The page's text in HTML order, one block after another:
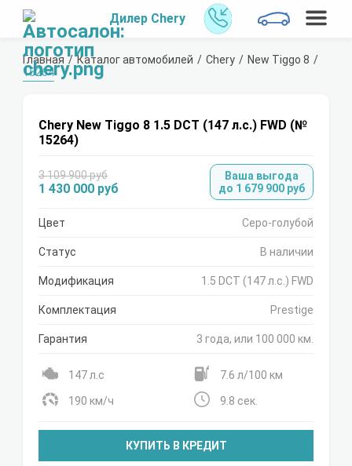
Дилер Chery
Главная Каталог автомобилей Chery
New Tiggo 8
15264
Chery New Tiggo 8 1.5 DCT (147 л.с.) FWD (№
15264)
3 109 900 руб
1 430 000 руб
Ваша выгода
до 1 679 900 руб
Цвет Серо-голубой
Статус В наличии
Модификация 1.5 DCT (147 л.с.) FWD
Комплектация Prestige
Гарантия 3 года, или 100 000 км.
147 л.с 7.6 л/100 км
190 км/ч 9.8 сек.
КУПИТЬ В КРЕДИТ